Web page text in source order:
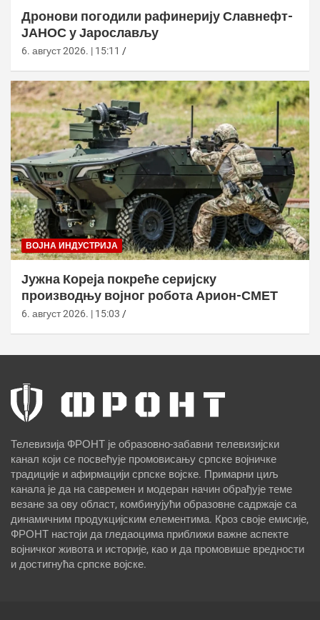
Дронови погодили рафинерију Славнефт-
ЈАНОС у Јарослављу
6. август 2026. | 15:11
ВОЈНА ИНДУСТРИЈА
Јужна Кореја покреће серијску
производњу војног робота Арион-СМЕТ
6. август 2026. | 15:03
Телевизија ФРОНТ је образовно-забавни телевизијски
канал који се посвећује промовисању српске војничке
традиције и афирмацији српске војске. Примарни циљ
канала је да на савремен и модеран начин обрађује теме
везане за ову област, комбинујући образовне садржаје са
динамичним продукцијским елементима. Кроз своје емисије,
ФРОНТ настоји да гледаоцима приближи важне аспекте
војничког живота и историје, као и да промовише вредности
и достигнућа српске војске.